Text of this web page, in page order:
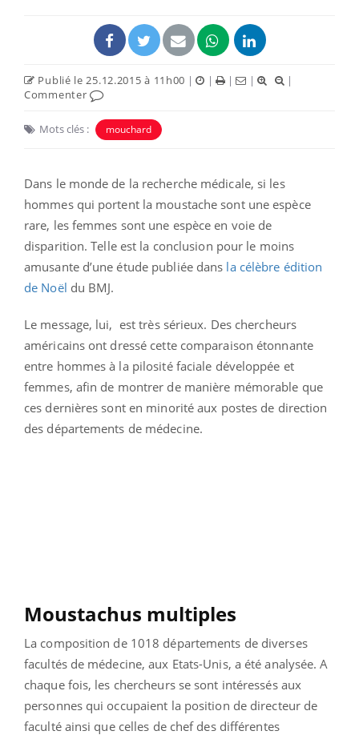
Publié le 25.12.2015 à 11h00 | | | |
|
Commenter
Mots clés : mouchard
Dans le monde de la recherche médicale, si les
hommes qui portent la moustache sont une espèce
rare, les femmes sont une espèce en voie de
disparition. Telle est la conclusion pour le moins
amusante d’une étude publiée dans la célèbre édition
de Noël du BMJ.
Le message, lui, est très sérieux. Des chercheurs
américains ont dressé cette comparaison étonnante
entre hommes à la pilosité faciale développée et
femmes, afin de montrer de manière mémorable que
ces dernières sont en minorité aux postes de direction
des départements de médecine.
Moustachus multiples
La composition de 1018 départements de diverses
facultés de médecine, aux Etats-Unis, a été analysée. A
chaque fois, les chercheurs se sont intéressés aux
personnes qui occupaient la position de directeur de
faculté ainsi que celles de chef des différentes